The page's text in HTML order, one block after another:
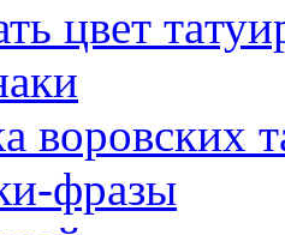
цвет
воровских
фразы